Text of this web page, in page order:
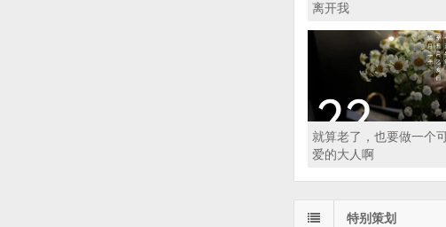
离开我
就算老了，也要做一个
爱的大人啊
特别策划